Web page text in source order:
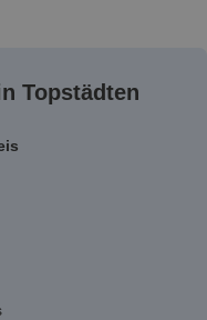
Topstädten